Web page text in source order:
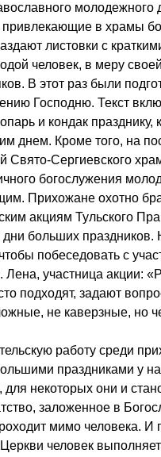
привлекающие в храмы
листовки с
человек, в меру
В этот раз были
Господню. Текст
и кондак
днем. Кроме того, на
Свято-Сергиевского
богослужения
Прихожане охотно
акциям Тульского
больших праздников.
побеседовать с
участница акции:
подходят, задают
не каверзные, но
работу среди
праздниками у
некоторых они и
заложенное в
мимо человека. И
человек